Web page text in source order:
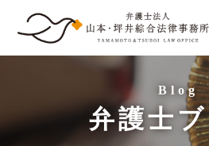
個人のお客様
Blog
弁護士